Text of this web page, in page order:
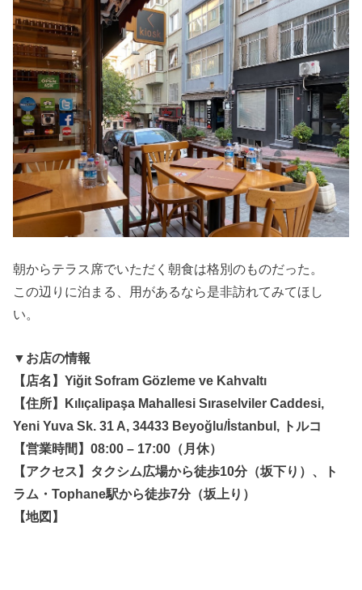
朝からテラス席でいただく朝食は格別のものだった。
この辺りに泊まる、用があるなら是非訪れてみてほし
い。
▼お店の情報
【店名】Yiğit Sofram Gözleme ve Kahvaltı
【住所】Kılıçalipaşa Mahallesi Sıraselviler Caddesi,
Yeni Yuva Sk. 31 A, 34433 Beyoğlu/İstanbul, トルコ
【営業時間】08:00 – 17:00（月休）
【アクセス】タクシム広場から徒歩10分（坂下り）、ト
ラム・Tophane駅から徒歩7分（坂上り）
【地図】